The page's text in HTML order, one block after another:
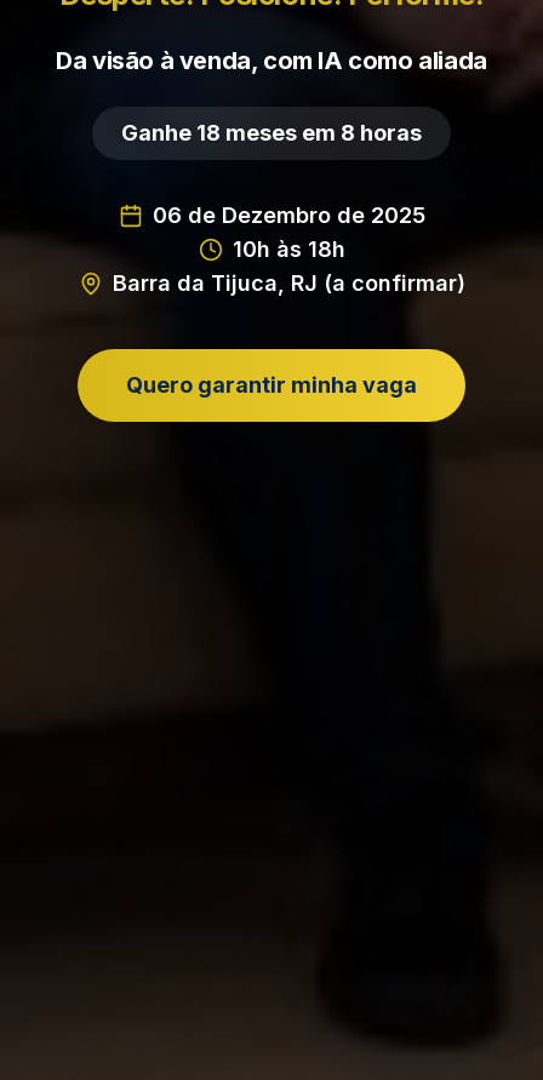
Da visão à venda, com IA como aliada
Ganhe 18 meses em 8 horas
06 de Dezembro de 2025
10h às 18h
Barra da Tijuca, RJ (a confirmar)
Quero garantir minha vaga